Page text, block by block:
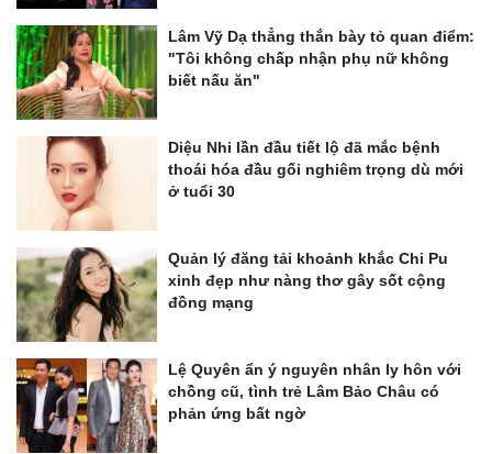
Lâm Vỹ Dạ thẳng thắn bày tỏ quan điểm:
"Tôi không chấp nhận phụ nữ không
biết nấu ăn"
Diệu Nhi lần đầu tiết lộ đã mắc bệnh
thoái hóa đầu gối nghiêm trọng dù mới
ở tuổi 30
Quản lý đăng tải khoảnh khắc Chi Pu
xinh đẹp như nàng thơ gây sốt cộng
đồng mạng
Lệ Quyên ẩn ý nguyên nhân ly hôn với
chồng cũ, tình trẻ Lâm Bảo Châu có
phản ứng bất ngờ